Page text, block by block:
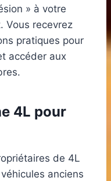
» à votre
Vous recevrez
pratiques pour
accéder aux
4L pour
de 4L
anciens